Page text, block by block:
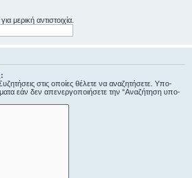
μερική αντιστοιχία.
στις οποίες θέλετε να αναζητήσετε. Υπο-
εάν δεν απενεργοποιήσετε την “Αναζήτηση υπο-